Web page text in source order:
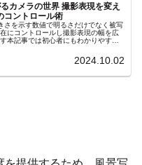
カメラの世界 撮影表現を変え
コントロール術
さを示す数値で明るさだけでなく被写
にコントロールし撮影表現の幅を広
本記事では初心者にもわかりやすい
2024.10.02